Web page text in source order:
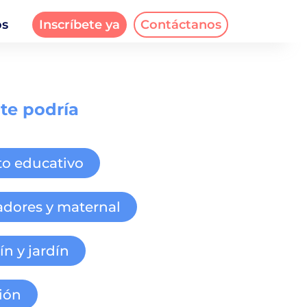
Inscríbete ya Contáctanos
podría
educativo
y maternal
y jardín